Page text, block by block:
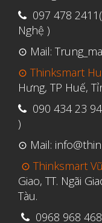
097 478
Nghệ )
⊙ Mail:
⊙ Thinksmart
Hưng, TP Huế,
090 434 23
)
⊙ Mail:
⊙ Thinksmart
Giao, TT. Ngãi
Tàu.
0968 968